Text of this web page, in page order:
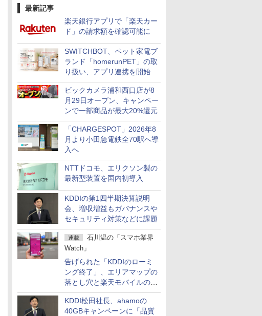
最新記事
楽天銀行アプリで「楽天カー
ド」の請求額を確認可能に
SWITCHBOT、ペット家電ブ
ランド「homerunPET」の取
り扱い、アプリ連携を開始
ビックカメラ浦和西口店が8
月29日オープン、キャンペー
ンで一部商品が最大20%還元
「CHARGESPOT」2026年8
月より小田急電鉄全70駅へ導
入へ
NTTドコモ、エリクソン製の
最新型装置を国内初導入
KDDIの第1四半期決算説明
会、増収増益もガバナンスや
セキュリティ対策などに課題
連載
石川温の「スマホ業界
Watch」
告げられた「KDDIのローミ
ング終了」、エリアマップの
落とし穴と楽天モバイルの課
題
KDDI松田社長、ahamoの
40GBキャンペーンに「品質